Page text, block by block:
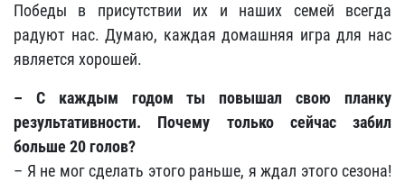
Победы в присутствии их и наших семей всегда
радуют нас. Думаю, каждая домашняя игра для нас
является хорошей.
– С каждым годом ты повышал свою планку
результативности. Почему только сейчас забил
больше 20 голов?
– Я не мог сделать этого раньше, я ждал этого сезона!